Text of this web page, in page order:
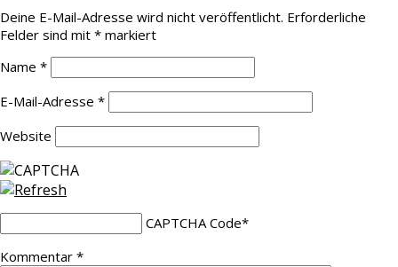
Deine E-Mail-Adresse wird nicht veröffentlicht. Erforderliche
Felder sind mit * markiert
Name *
E-Mail-Adresse *
Website
CAPTCHA Code*
Kommentar *